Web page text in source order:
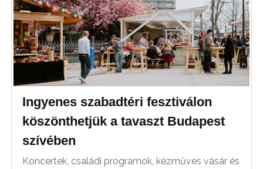
Ingyenes szabadtéri fesztiválon
köszönthetjük a tavaszt Budapest
szívében
Koncertek, családi programok, kézműves vásár és